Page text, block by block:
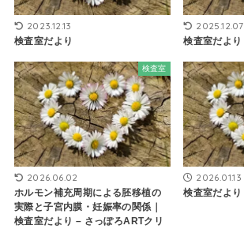
2023.12.13
検査室だより
2025.12.07
検査室だより
検査室
2026.06.02
ホルモン補充周期による胚移植の
実際と子宮内膜・妊娠率の関係｜
検査室だより – さっぽろARTクリ
2026.01.13
検査室だより